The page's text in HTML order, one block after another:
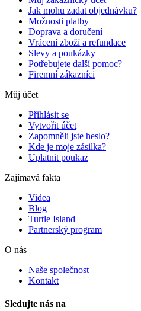
Jak mohu zadat objednávku?
Možnosti platby
Doprava a doručení
Vrácení zboží a refundace
Slevy a poukázky
Potřebujete další pomoc?
Firemní zákazníci
Můj účet
Přihlásit se
Vytvořit účet
Zapomněli jste heslo?
Kde je moje zásilka?
Uplatnit poukaz
Zajímavá fakta
Videa
Blog
Turtle Island
Partnerský program
O nás
Naše společnost
Kontakt
Sledujte nás na